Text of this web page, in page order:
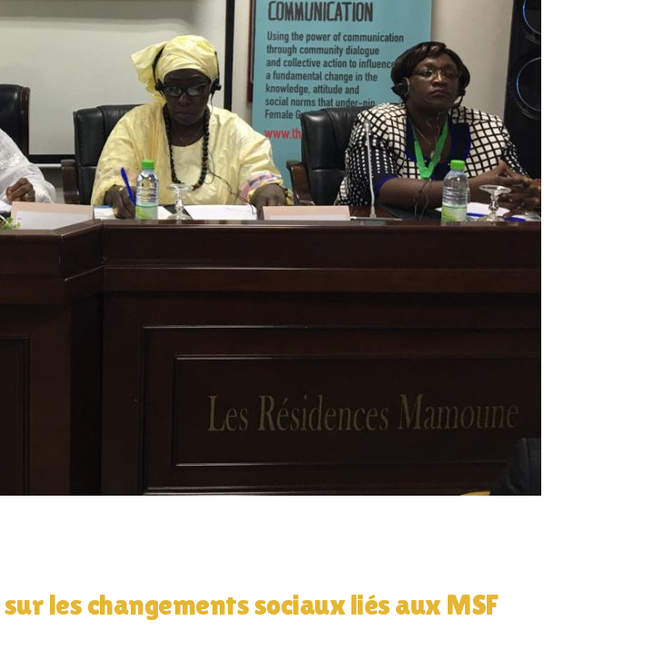
les changements sociaux liés aux MSF